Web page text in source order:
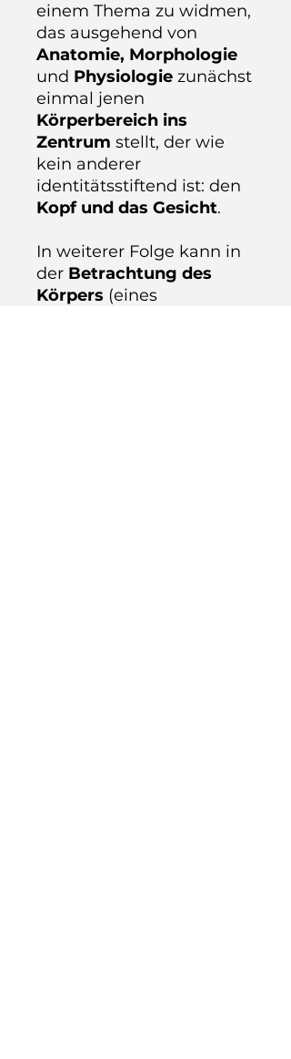
einem Thema zu widmen,
das ausgehend von
Anatomie, Morphologie
und Physiologie zunächst
einmal jenen
Körperbereich ins
Zentrum stellt, der wie
kein anderer
identitätsstiftend ist: den
Kopf und das Gesicht.
In weiterer Folge kann in
der Betrachtung des
Körpers (eines